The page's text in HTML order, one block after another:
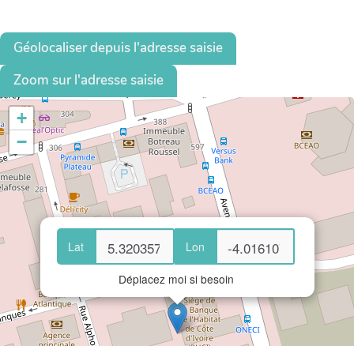
Géolocaliser depuis l'adresse saisie
Zoom sur l'adresse saisie
Lat Lon
Déplacez moi si besoin
+
−